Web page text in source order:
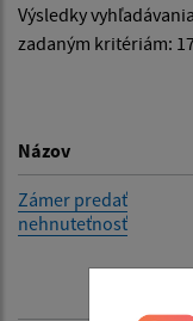
Dátum
Filtrovať
Výsledky
zadaným kritériám:
Názov
Zámer predať
nehnuteťnosť